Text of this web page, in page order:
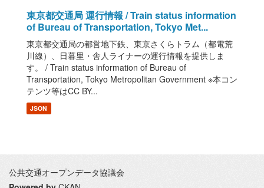
東京都交通局 運行情報 / Train status information
of Bureau of Transportation, Tokyo Met...
東京都交通局の都営地下鉄、東京さくらトラム（都電荒
川線）、日暮里・舎人ライナーの運行情報を提供しま
す。 / Train status information of Bureau of
Transportation, Tokyo Metropolitan Government ※本コン
テンツ等はCC BY...
JSON
公共交通オープンデータ協議会